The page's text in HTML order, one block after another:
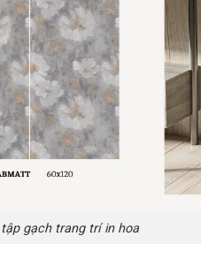
gạch trang trí in hoa